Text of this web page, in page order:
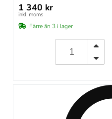
1 340 kr
inkl. moms
Färre än 3 i lager